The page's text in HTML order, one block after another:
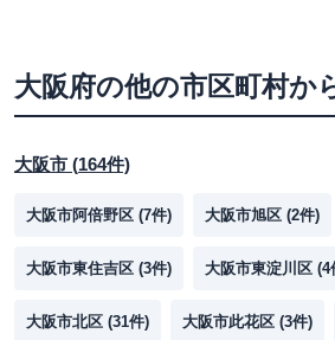
大阪府の他の市区町村か
大阪市 (164件)
大阪市阿倍野区 (7件) 大阪市旭区 (2件)
大阪市東住吉区 (3件) 大阪市東淀川区 (4
大阪市北区 (31件) 大阪市此花区 (3件)